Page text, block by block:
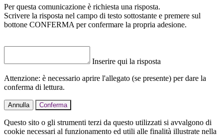
Per questa comunicazione è richiesta una risposta.
Scrivere la risposta nel campo di testo sottostante e premere sul
bottone CONFERMA per confermare la propria adesione.
Inserire qui la risposta
Attenzione: è necessario aprire l'allegato (se presente) per dare la
conferma di lettura.
Annulla Conferma
Questo sito o gli strumenti terzi da questo utilizzati si avvalgono di
cookie necessari al funzionamento ed utili alle finalità illustrate nella